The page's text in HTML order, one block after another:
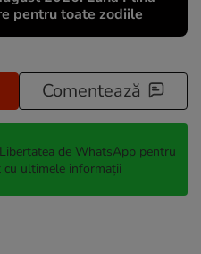
pentru toate zodiile
Comentează
de WhatsApp pentru
cu ultimele informații